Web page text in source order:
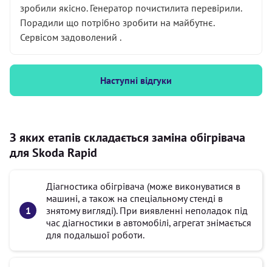
зробили якісно. Генератор почистилита перевірили.
Порадили що потрібно зробити на майбутнє.
Сервісом задоволений .
Наступні відгуки
З яких етапів складається заміна обігрівача
для Skoda Rapid
Діагностика обігрівача (може виконуватися в
машині, а також на спеціальному стенді в
знятому вигляді). При виявленні неполадок під
час діагностики в автомобілі, агрегат знімається
для подальшої роботи.